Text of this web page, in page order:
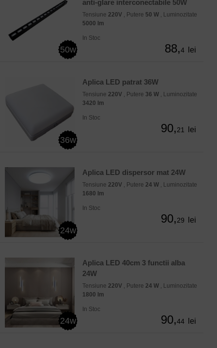
50w
anti-glare interconectabile 50W
Tensiune 220V , Putere 50 W , Luminozitate
5000 lm
In Stoc
88,4 lei
36w
Aplica LED patrat 36W
Tensiune 220V , Putere 36 W , Luminozitate
3420 lm
In Stoc
90,21 lei
24w
Aplica LED dispersor mat 24W
Tensiune 220V , Putere 24 W , Luminozitate
1680 lm
In Stoc
90,29 lei
24w
Aplica LED 40cm 3 functii alba
24W
Tensiune 220V , Putere 24 W , Luminozitate
1800 lm
In Stoc
90,44 lei